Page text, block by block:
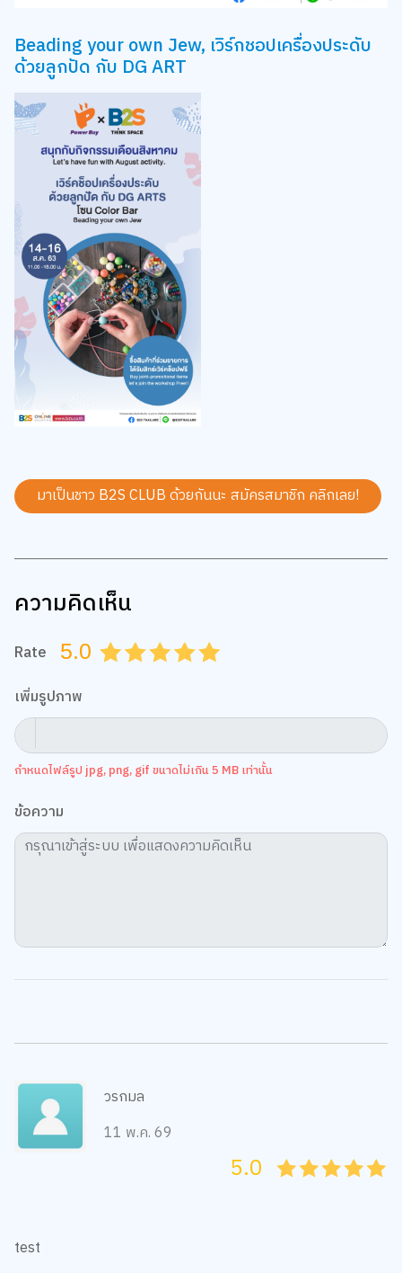
Beading your own Jew, เวิร์กชอปเครื่องประดับ
ด้วยลูกปัด กับ DG ART
มาเป็นชาว B2S CLUB ด้วยกันนะ สมัครสมาชิก คลิกเลย!
ความคิดเห็น
Rate 5.0 4.5
4.0
3.5
3.0
2.5
2.0
1.5
1.0
0.5
เพิ่มรูปภาพ
กำหนดไฟล์รูป jpg, png, gif ขนาดไม่เกิน 5 MB เท่านั้น
ข้อความ
วรกมล
11 พ.ค. 69
45
4
35
3
25
2
15
1
05
5.0
test